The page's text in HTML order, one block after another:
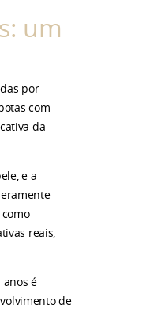
um
por
com
da
e a
reais,
é
de